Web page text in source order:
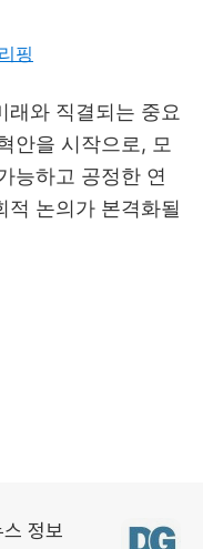
핑
래와 직결되는 중요
안을 시작으로, 모
능하고 공정한 연
적 논의가 본격화될
정보